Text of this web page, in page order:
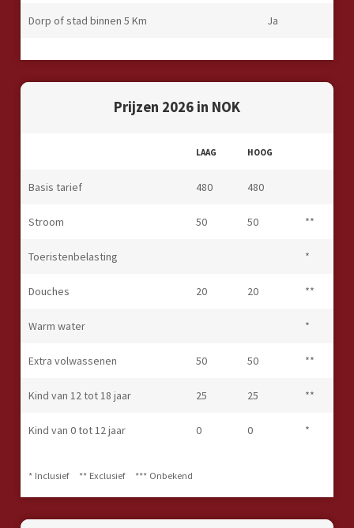
Dorp of stad binnen 5 Km Ja
Prijzen 2026 in NOK
LAAG HOOG
Basis tarief 480 480
Stroom 50 50 **
Toeristenbelasting *
Douches 20 20 **
Warm water *
Extra volwassenen 50 50 **
Kind van 12 tot 18 jaar 25 25 **
Kind van 0 tot 12 jaar 0 0 *
* Inclusief ** Exclusief *** Onbekend